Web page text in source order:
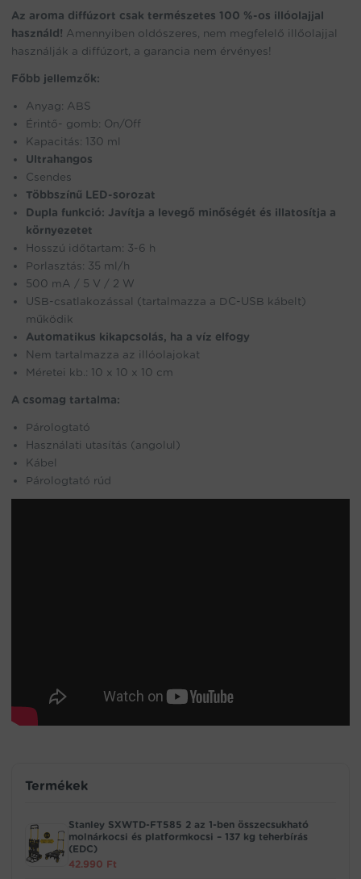
mennyiség
Az aroma diffúzort csak természetes 100 %-os illóolajjal
használd! Amennyiben oldószeres, nem megfelelő illőolajjal
használják a diffúzort, a garancia nem érvényes!
Főbb jellemzők:
Anyag: ABS
Érintő- gomb: On/Off
Kapacitás: 130 ml
Ultrahangos
Csendes
Többszínű LED-sorozat
Dupla funkció: Javítja a levegő minőségét és illatosítja a
környezetet
Hosszú időtartam: 3-6 h
Porlasztás: 35 ml/h
500 mA / 5 V / 2 W
USB-csatlakozással (tartalmazza a DC-USB kábelt)
működik
Automatikus kikapcsolás, ha a víz elfogy
Nem tartalmazza az illóolajokat
Méretei kb.: 10 x 10 x 10 cm
A csomag tartalma:
Párologtató
Használati utasítás (angolul)
Kábel
Párologtató rúd
Termékek
Stanley SXWTD-FT585 2 az 1-ben összecsukható
molnárkocsi és platformkocsi – 137 kg teherbírás
(EDC)
42.990 Ft